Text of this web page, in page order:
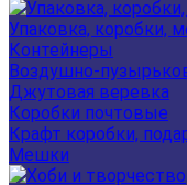
Упаковка, коробки,
Контейнеры
Воздушно-
Джутовая веревка
Коробки почтовые
Крафт коробки,
Мешки